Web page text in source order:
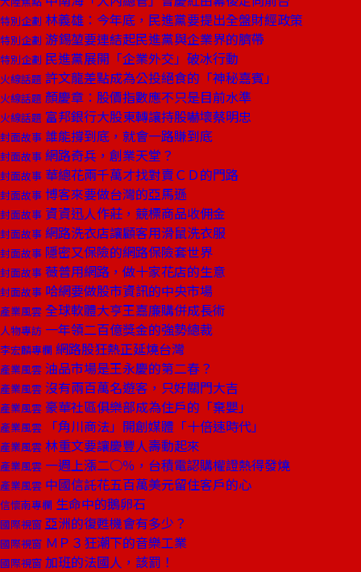
特別企劃 林義雄：今年底，民進黨要提出全盤財經政策
特別企劃 游錫堃要連結起民進黨與企業界的臍帶
特別企劃 民進黨展開「企業外交」破冰行動
火線話題 許文龍差點成為公投絕食的「神秘嘉賓」
火線話題 顏慶章：股價指數應不只是目前水準
火線話題 富邦銀行大股東轉讓持股嚇壞蔡明忠
封面故事 誰能撐到底，就會一路賺到底
封面故事 網路奇兵，創業天堂？
封面故事 華總花兩千萬才找對賣ＣＤ的門路
封面故事 博客來要做台灣的亞馬遜
封面故事 資資迅人作莊，競標商品收佣金
封面故事 網路洗衣店讓顧客用滑鼠洗衣服
封面故事 隱密又保險的網路保險套世界
封面故事 薇普用網路，做十家花店的生意
封面故事 哈網要做股市資訊的中央市場
產業風雲 全球軟體大亨王嘉廉購併成長術
人物專訪 一年領二百億獎金的強勢總裁
李宏麟專欄 網路股狂熱正延燒台灣
產業風雲 油品市場是王永慶的第二春？
產業風雲 沒有兩百萬名遊客，只好關門大吉
產業風雲 豪華社區俱樂部成為住戶的「棄嬰」
產業風雲 「角川商法」開創媒體「十倍速時代」
產業風雲 林重文要讓慶豐人壽動起來
產業風雲 一週上漲二○％，台積電認購權證熱得發燒
產業風雲 中國信託花五百萬美元留住客戶的心
信懷南專欄 生命中的鵝卵石
國際視窗 亞洲的復甦機會有多少？
國際視窗 ＭＰ３狂潮下的音樂工業
國際視窗 加班的法國人，該罰！